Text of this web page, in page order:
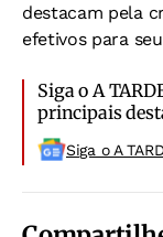
destacam pela
efetivos para
Siga o A
principais
Siga o A